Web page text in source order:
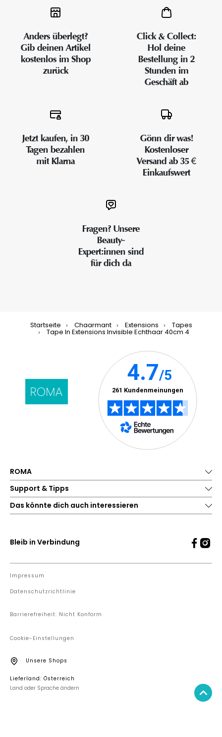
Anders überlegt?
Gib deinen Artikel
kostenlos im Shop
zurück
Click & Collect:
Hol deine
Bestellung in 2
Stunden im
Geschäft ab
Jetzt kaufen, in 30
Tagen bezahlen
mit Klarna
Gönn dir was!
Kostenloser
Versand ab 35 €
Einkaufswert
Fragen? Unsere
Beauty-
Expert:innen sind
für dich da
Startseite Chaarmant Extensions Tapes
Tape In Extensions Invisible Echthaar 40cm 4
ROMA
Support & Tipps
Das könnte dich auch interessieren
Bleib in Verbindung
Impressum
Datenschutzrichtlinie
Barrierefreiheit: Nicht Konform
Cookie-Einstellungen
Unsere Shops
Lieferland: Österreich
Land oder Sprache ändern